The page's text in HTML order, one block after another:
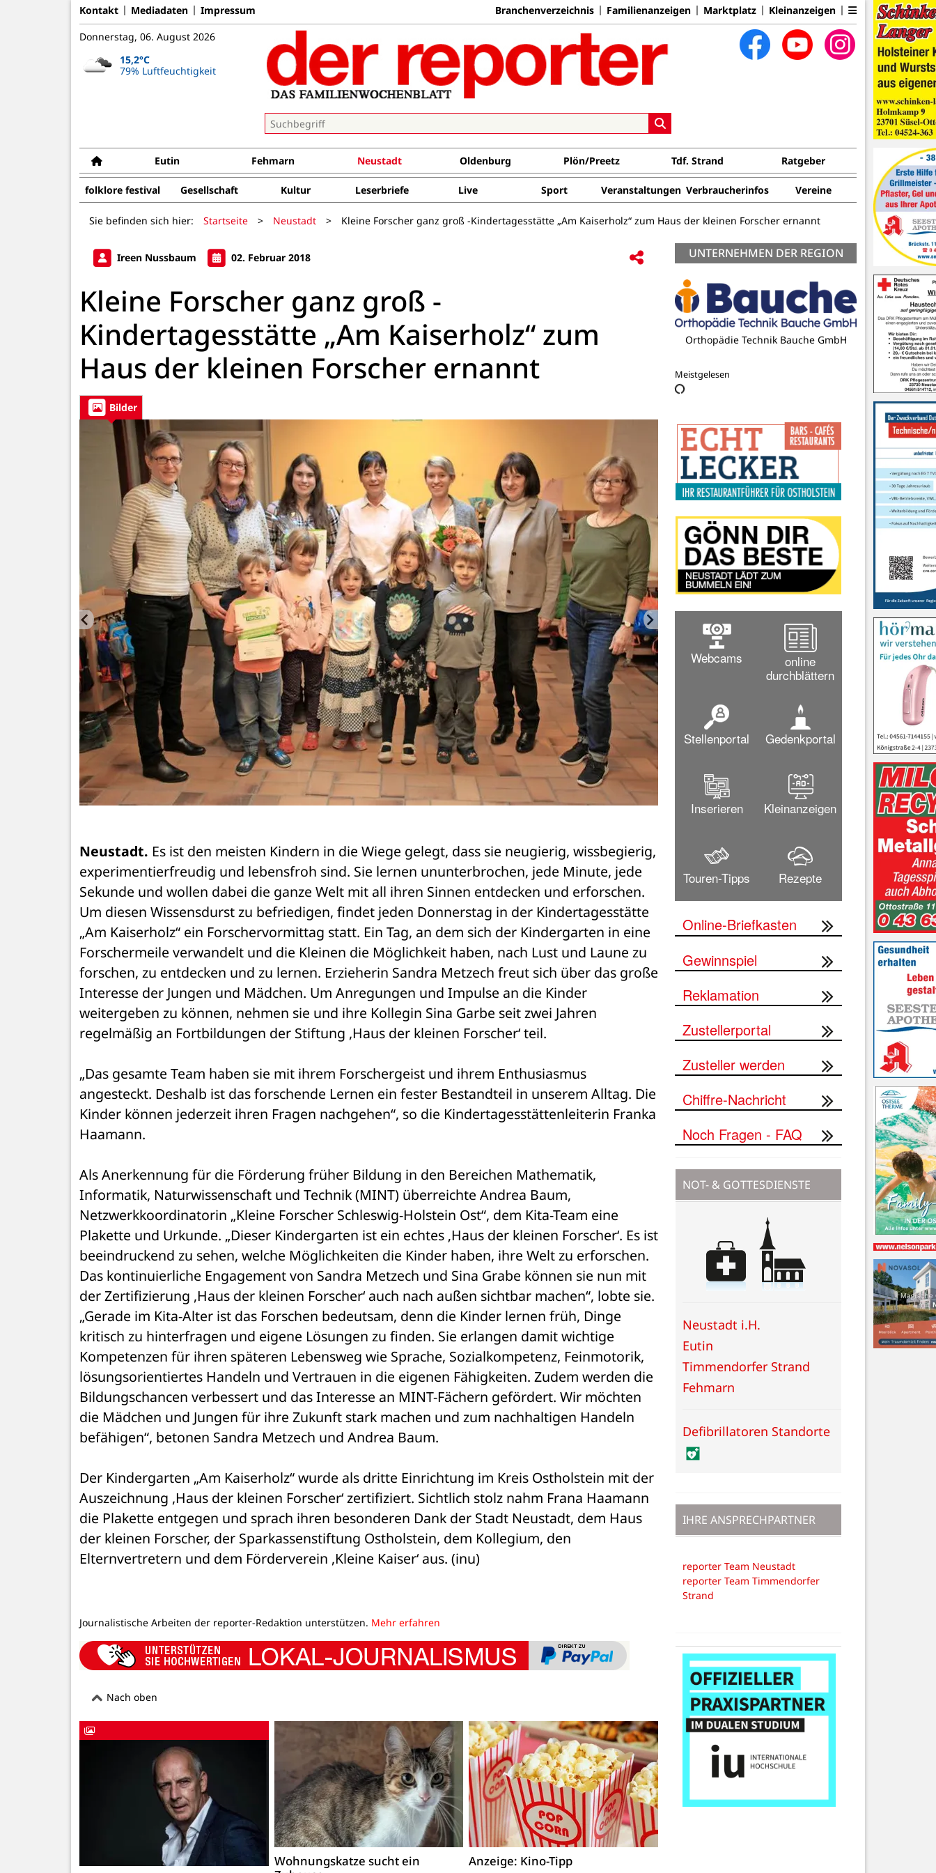
Kontakt Mediadaten Impressum Branchenverzeichnis Familienanzeigen Marktplatz Kleinanzeigen
Donnerstag, 06. August 2026
15,2°C
79% Luftfeuchtigkeit
Eutin Fehmarn Neustadt Oldenburg Plön/Preetz Tdf. Strand Ratgeber
folklore festival Gesellschaft Kultur Leserbriefe Live Sport Veranstaltungen Verbraucherinfos Vereine
Sie befinden sich hier: Startseite > Neustadt > Kleine Forscher ganz groß -Kindertagesstätte „Am Kaiserholz“ zum Haus der kleinen Forscher ernannt
Ireen Nussbaum 02. Februar 2018
Kleine Forscher ganz groß -
Kindertagesstätte „Am Kaiserholz“ zum
Haus der kleinen Forscher ernannt
Bilder
Franka Haamann und Anton Kuhr bedanken sich bei
Neustadt. Es ist den meisten Kindern in die Wiege gelegt, dass sie neugierig, wissbegierig,
experimentierfreudig und lebensfroh sind. Sie lernen ununterbrochen, jede Minute, jede
Sekunde und wollen dabei die ganze Welt mit all ihren Sinnen entdecken und erforschen.
Um diesen Wissensdurst zu befriedigen, findet jeden Donnerstag in der Kindertagesstätte
„Am Kaiserholz“ ein Forschervormittag statt. Ein Tag, an dem sich der Kindergarten in eine
Forschermeile verwandelt und die Kleinen die Möglichkeit haben, nach Lust und Laune zu
forschen, zu entdecken und zu lernen. Erzieherin Sandra Metzech freut sich über das große
Interesse der Jungen und Mädchen. Um Anregungen und Impulse an die Kinder
weitergeben zu können, nehmen sie und ihre Kollegin Sina Garbe seit zwei Jahren
regelmäßig an Fortbildungen der Stiftung ,Haus der kleinen Forscher‘ teil.
„Das gesamte Team haben sie mit ihrem Forschergeist und ihrem Enthusiasmus
angesteckt. Deshalb ist das forschende Lernen ein fester Bestandteil in unserem Alltag. Die
Kinder können jederzeit ihren Fragen nachgehen“, so die Kindertagesstättenleiterin Franka
Haamann.
Als Anerkennung für die Förderung früher Bildung in den Bereichen Mathematik,
Informatik, Naturwissenschaft und Technik (MINT) überreichte Andrea Baum,
Netzwerkkoordinatorin „Kleine Forscher Schleswig-Holstein Ost“, dem Kita-Team eine
Plakette und Urkunde. „Dieser Kindergarten ist ein echtes ‚Haus der kleinen Forscher‘. Es ist
beeindruckend zu sehen, welche Möglichkeiten die Kinder haben, ihre Welt zu erforschen.
Das kontinuierliche Engagement von Sandra Metzech und Sina Grabe können sie nun mit
der Zertifizierung ,Haus der kleinen Forscher‘ auch nach außen sichtbar machen“, lobte sie.
„Gerade im Kita-Alter ist das Forschen bedeutsam, denn die Kinder lernen früh, Dinge
kritisch zu hinterfragen und eigene Lösungen zu finden. Sie erlangen damit wichtige
Kompetenzen für ihren späteren Lebensweg wie Sprache, Sozialkompetenz, Feinmotorik,
lösungsorientiertes Handeln und Vertrauen in die eigenen Fähigkeiten. Zudem werden die
Bildungschancen verbessert und das Interesse an MINT-Fächern gefördert. Wir möchten
die Mädchen und Jungen für ihre Zukunft stark machen und zum nachhaltigen Handeln
befähigen“, betonen Sandra Metzech und Andrea Baum.
Der Kindergarten „Am Kaiserholz“ wurde als dritte Einrichtung im Kreis Ostholstein mit der
Auszeichnung ,Haus der kleinen Forscher‘ zertifiziert. Sichtlich stolz nahm Frana Haamann
die Plakette entgegen und sprach ihren besonderen Dank der Stadt Neustadt, dem Haus
der kleinen Forscher, der Sparkassenstiftung Ostholstein, dem Kollegium, den
Elternvertretern und dem Förderverein ,Kleine Kaiser‘ aus. (inu)
Journalistische Arbeiten der reporter-Redaktion unterstützen. Mehr erfahren
Nach oben
Wohnungskatze sucht ein
Anzeige: Kino-Tipp
UNTERNEHMEN DER REGION
Glaserei Langebeck
Meistgelesen
Webcams
online
durchblättern
Stellenportal Gedenkportal
Inserieren Kleinanzeigen
Touren-Tipps Rezepte
Online-Briefkasten
Gewinnspiel
Reklamation
Zustellerportal
Zusteller werden
Chiffre-Nachricht
Noch Fragen - FAQ
NOT- & GOTTESDIENSTE
Neustadt i.H.
Eutin
Timmendorfer Strand
Fehmarn
Defibrillatoren Standorte
IHRE ANSPRECHPARTNER
reporter Team Neustadt
reporter Team Timmendorfer
Strand